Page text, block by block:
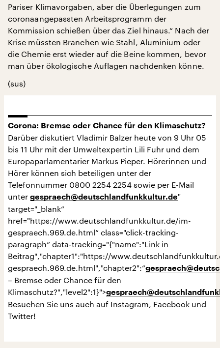
Pariser Klimavorgaben, aber die Überlegungen zum
coronaangepassten Arbeitsprogramm der
Kommission schießen über das Ziel hinaus.“ Nach der
Krise müssten Branchen wie Stahl, Aluminium oder
die Chemie erst wieder auf die Beine kommen, bevor
man über ökologische Auflagen nachdenken könne.
(sus)
Corona: Bremse oder Chance für den Klimaschutz?
Darüber diskutiert Vladimir Balzer heute von 9 Uhr 05
bis 11 Uhr mit der Umweltexpertin Lili Fuhr und dem
Europaparlamentarier Markus Pieper. Hörerinnen und
Hörer können sich beteiligen unter der
Telefonnummer 0800 2254 2254 sowie per E-Mail
unter gespraech@deutschlandfunkkultur.de"
target="_blank“
href="https://www.deutschlandfunkkultur.de/im-
gespraech.969.de.html“ class="click-tracking-
paragraph“ data-tracking="{"name":"Link in
Beitrag","chapter1":"https://
gespraech.969.de.html","chapter2":“
– Bremse oder Chance für den
Klimaschutz?","level2":1}">
Besuchen Sie uns auch auf Instagram, Facebook und
Twitter!